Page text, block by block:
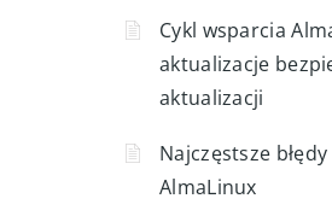
Jak przenieść
AlmaLinux bez
Cykl wsparcia
aktualizacje